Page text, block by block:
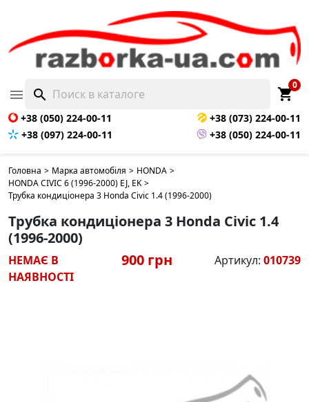
 search shopping_cart
0
+38 (050) 224-00-11
+38 (073) 224-00-11
+38 (097) 224-00-11
+38 (050) 224-00-11
Головна > Марка автомобіля > HONDA >
HONDA CIVIC 6 (1996-2000) EJ, EK >
Трубка кондиціонера 3 Honda Civic 1.4 (1996-2000)
Трубка кондиціонера 3 Honda Civic 1.4
(1996-2000)
НЕМАЄ В
НАЯВНОСТІ
900 грн Артикул: 010739
НЕМАЄ В НАЯВНОСТІ